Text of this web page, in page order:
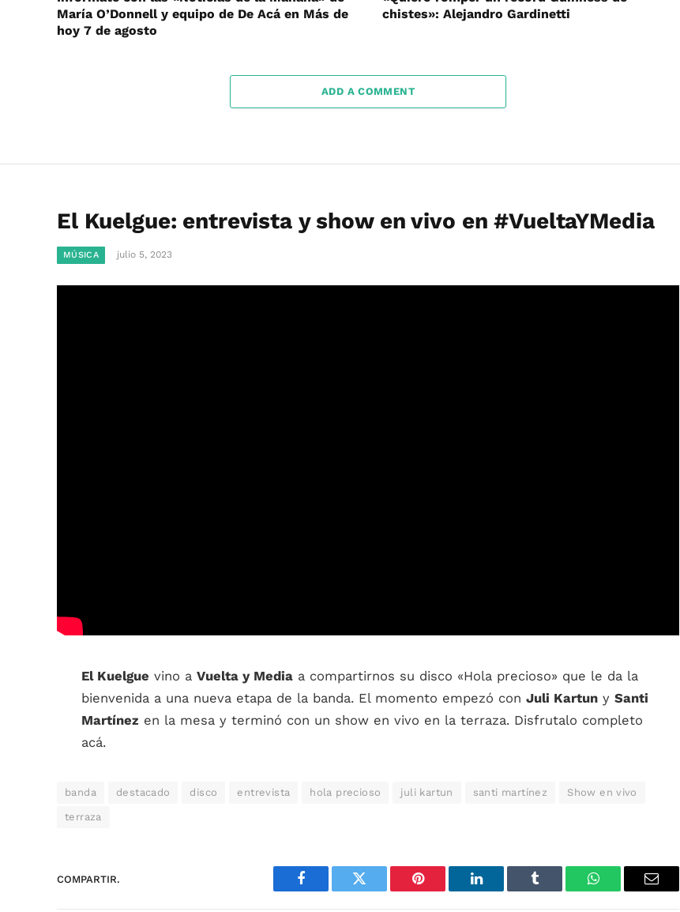
María O’Donnell y equipo de De Acá en Más de
hoy 7 de agosto
chistes»: Alejandro Gardinetti
ADD A COMMENT
El Kuelgue: entrevista y show en vivo en #VueltaYMedia
MÚSICA julio 5, 2023
El Kuelgue vino a Vuelta y Media a compartirnos su disco «Hola precioso» que le da la
bienvenida a una nueva etapa de la banda. El momento empezó con Juli Kartun y Santi
Martínez en la mesa y terminó con un show en vivo en la terraza. Disfrutalo completo
acá.
banda destacado disco entrevista hola precioso juli kartun santi martínez Show en vivo
terraza
COMPARTIR.
Facebook Twitter Pinterest LinkedIn Tumblr WhatsAppEmail